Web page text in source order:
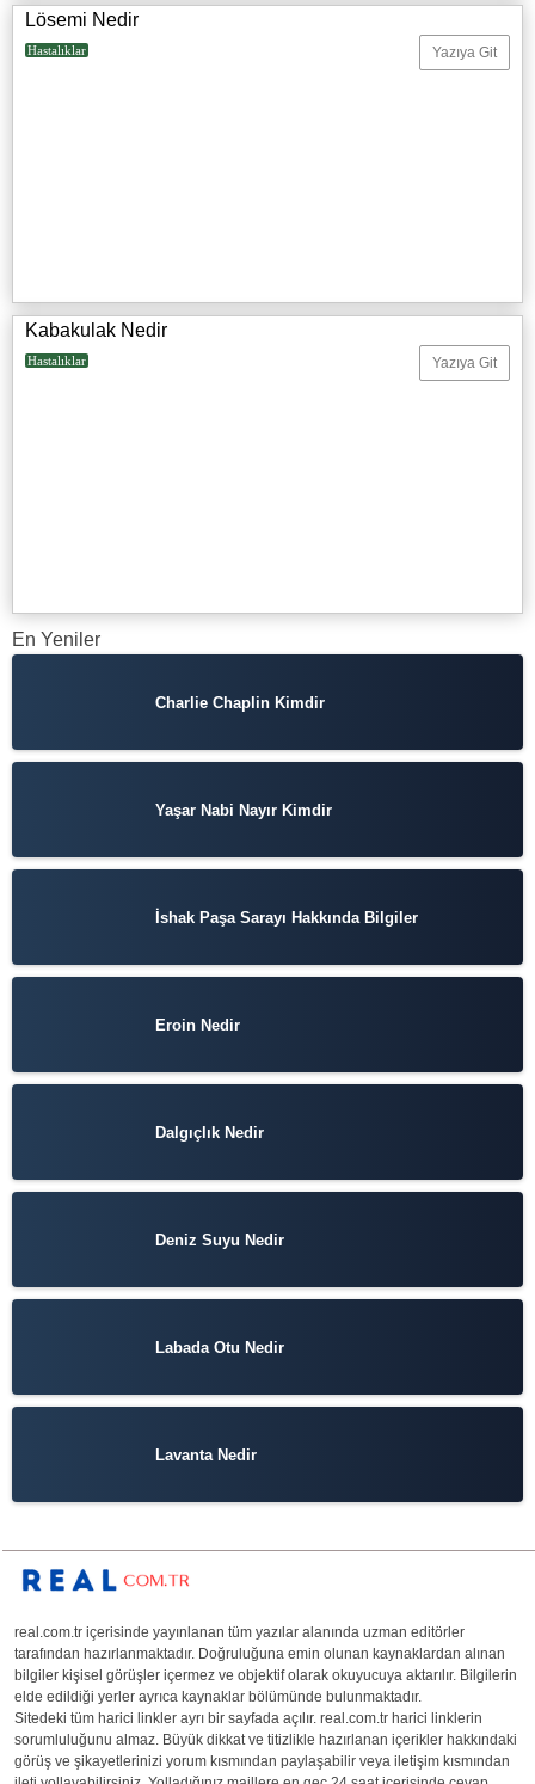
Lösemi Nedir
Hastalıklar Yazıya Git
Kabakulak Nedir
Hastalıklar Yazıya Git
En Yeniler
Charlie Chaplin Kimdir
Yaşar Nabi Nayır Kimdir
İshak Paşa Sarayı Hakkında Bilgiler
Eroin Nedir
Dalgıçlık Nedir
Deniz Suyu Nedir
Labada Otu Nedir
Lavanta Nedir
real.com.tr içerisinde yayınlanan tüm yazılar alanında uzman editörler
tarafından hazırlanmaktadır. Doğruluğuna emin olunan kaynaklardan alınan
bilgiler kişisel görüşler içermez ve objektif olarak okuyucuya aktarılır. Bilgilerin
elde edildiği yerler ayrıca kaynaklar bölümünde bulunmaktadır.
Sitedeki tüm harici linkler ayrı bir sayfada açılır. real.com.tr harici linklerin
sorumluluğunu almaz. Büyük dikkat ve titizlikle hazırlanan içerikler hakkındaki
görüş ve şikayetlerinizi yorum kısmından paylaşabilir veya iletişim kısmından